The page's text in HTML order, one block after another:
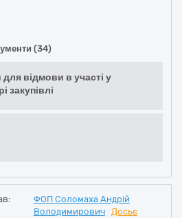
(34)
для відмови в участі у
закупівлі
ФОП Соломаха Андрій
Володимирович
Досьє